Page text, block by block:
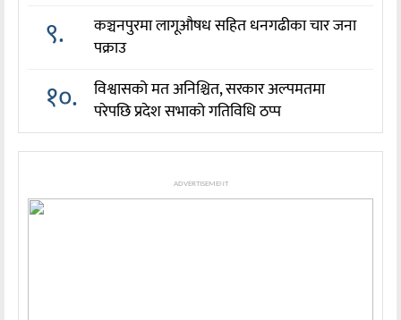
९.
कञ्चनपुरमा लागूऔषध सहित धनगढीका चार जना
पक्राउ
१०.
विश्वासको मत अनिश्चित, सरकार अल्पमतमा
परेपछि प्रदेश सभाको गतिविधि ठप्प
ADVERTISEMENT